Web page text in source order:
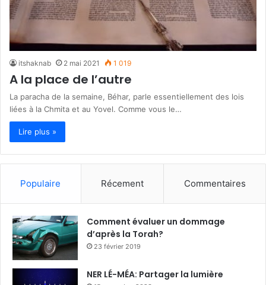
itshaknab 2 mai 2021 1 019
A la place de l’autre
La paracha de la semaine, Béhar, parle essentiellement des lois
liées à la Chmita et au Yovel. Comme vous le…
Lire plus »
Populaire Récement Commentaires
Comment évaluer un dommage
d’après la Torah?
23 février 2019
NER LÉ-MÉA: Partager la lumière